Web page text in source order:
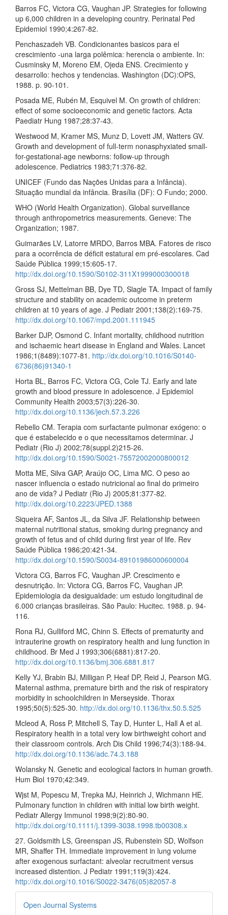
Barros FC, Victora CG, Vaughan JP. Strategies for following
up 6,000 children in a developing country. Perinatal Ped
Epidemiol 1990;4:267-82.
Penchaszadeh VB. Condicionantes basicos para el
crescimiento -una larga polêmica: herencia o ambiente. In:
Cusminsky M, Moreno EM, Ojeda ENS. Crecimiento y
desarrollo: hechos y tendencias. Washington (DC):OPS,
1988. p. 90-101.
Posada ME, Rubén M, Esquivel M. On growth of children:
effect of some socioeconomic and genetic factors. Acta
Paediatr Hung 1987;28:37-43.
Westwood M, Kramer MS, Munz D, Lovett JM, Watters GV.
Growth and development of full-term nonasphyxiated small-
for-gestational-age newborns: follow-up through
adolescence. Pediatrics 1983;71:376-82.
UNICEF (Fundo das Nações Unidas para a Infância).
Situação mundial da infância. Brasília (DF): O Fundo; 2000.
WHO (World Health Organization). Global surveillance
through anthropometrics measurements. Geneve: The
Organization; 1987.
Guimarães LV, Latorre MRDO, Barros MBA. Fatores de risco
para a ocorrência de déficit estatural em pré-escolares. Cad
Saúde Pública 1999;15:605-17.
http://dx.doi.org/10.1590/S0102-311X1999000300018
Gross SJ, Mettelman BB, Dye TD, Slagle TA. Impact of family
structure and stability on academic outcome in preterm
children at 10 years of age. J Pediatr 2001;138(2):169-75.
http://dx.doi.org/10.1067/mpd.2001.111945
Barker DJP, Osmond C. Infant mortality, childhood nutrition
and ischaemic heart disease in England and Wales. Lancet
1986;1(8489):1077-81. http://dx.doi.org/10.1016/S0140-
6736(86)91340-1
Horta BL, Barros FC, Victora CG, Cole TJ. Early and late
growth and blood pressure in adolescence. J Epidemiol
Community Health 2003;57(3):226-30.
http://dx.doi.org/10.1136/jech.57.3.226
Rebello CM. Terapia com surfactante pulmonar exógeno: o
que é estabelecido e o que necessitamos determinar. J
Pediatr (Rio J) 2002;78(suppl.2)215-26.
http://dx.doi.org/10.1590/S0021-75572002000800012
Motta ME, Silva GAP, Araújo OC, Lima MC. O peso ao
nascer influencia o estado nutricional ao final do primeiro
ano de vida? J Pediatr (Rio J) 2005;81:377-82.
http://dx.doi.org/10.2223/JPED.1388
Siqueira AF, Santos JL, da Silva JF. Relationship between
maternal nutritional status, smoking during pregnancy and
growth of fetus and of child during first year of life. Rev
Saúde Pública 1986;20:421-34.
http://dx.doi.org/10.1590/S0034-89101986000600004
Victora CG, Barros FC, Vaughan JP. Crescimento e
desnutrição. In: Victora CG, Barros FC, Vaughan JP.
Epidemiologia da desigualdade: um estudo longitudinal de
6.000 crianças brasileiras. São Paulo: Hucitec. 1988. p. 94-
116.
Rona RJ, Gulliford MC, Chinn S. Effects of prematurity and
intrauterine growth on respiratory health and lung function in
childhood. Br Med J 1993;306(6881):817-20.
http://dx.doi.org/10.1136/bmj.306.6881.817
Kelly YJ, Brabin BJ, Milligan P, Heaf DP, Reid J, Pearson MG.
Maternal asthma, premature birth and the risk of respiratory
morbidity in schoolchildren in Merseyside. Thorax
1995;50(5):525-30. http://dx.doi.org/10.1136/thx.50.5.525
Mcleod A, Ross P, Mitchell S, Tay D, Hunter L, Hall A et al.
Respiratory health in a total very low birthweight cohort and
their classroom controls. Arch Dis Child 1996;74(3):188-94.
http://dx.doi.org/10.1136/adc.74.3.188
Wolansky N. Genetic and ecological factors in human growth.
Hum Biol 1970;42:349.
Wjst M, Popescu M, Trepka MJ, Heinrich J, Wichmann HE.
Pulmonary function in children with initial low birth weight.
Pediatr Allergy Immunol 1998;9(2):80-90.
http://dx.doi.org/10.1111/j.1399-3038.1998.tb00308.x
27. Goldsmith LS, Greenspan JS, Rubenstein SD, Wolfson
MR, Shaffer TH. Immediate improvement in lung volume
after exogenous surfactant: alveolar recruitment versus
increased distention. J Pediatr 1991;119(3):424.
http://dx.doi.org/10.1016/S0022-3476(05)82057-8
Desenvolvido
Open Journal Systems